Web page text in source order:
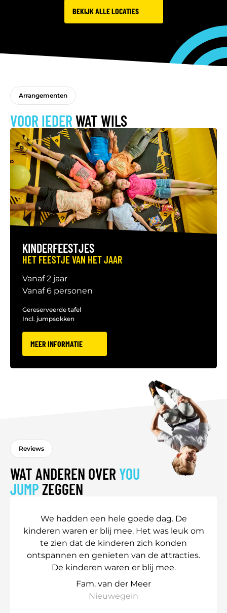
BEKIJK ALLE LOCATIES
Arrangementen
VOOR IEDERWAT WILS
KINDERFEESTJES
HET FEESTJE VAN HET JAAR
Vanaf 2 jaar
Vanaf 6 personen
Gereserveerde tafel
Incl. jumpsokken
MEER INFORMATIE
Reviews
WAT ANDEREN OVER YOU
JUMPZEGGEN
We hadden een hele goede dag. De
kinderen waren er blij mee. Het was leuk om
te zien dat de kinderen zich konden
ontspannen en genieten van de attracties.
De kinderen waren er blij mee.
Fam. van der Meer
Nieuwegein